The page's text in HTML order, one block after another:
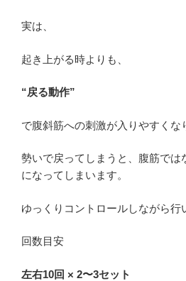
実は、
起き上がる時よりも、
“戻る動作”
で腹斜筋への刺激が入りやすくな
勢いで戻ってしまうと、腹筋では
になってしまいます。
ゆっくりコントロールしながら行
回数目安
左右10回 × 2〜3セット